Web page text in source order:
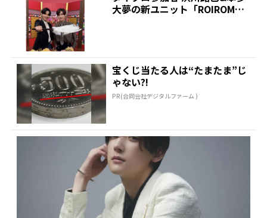
大夢の新ユニット「ROIROM」
宝くじ当たる人は“たまたま”じ
ゃない?!
PR(合同会社デジタルファーム )